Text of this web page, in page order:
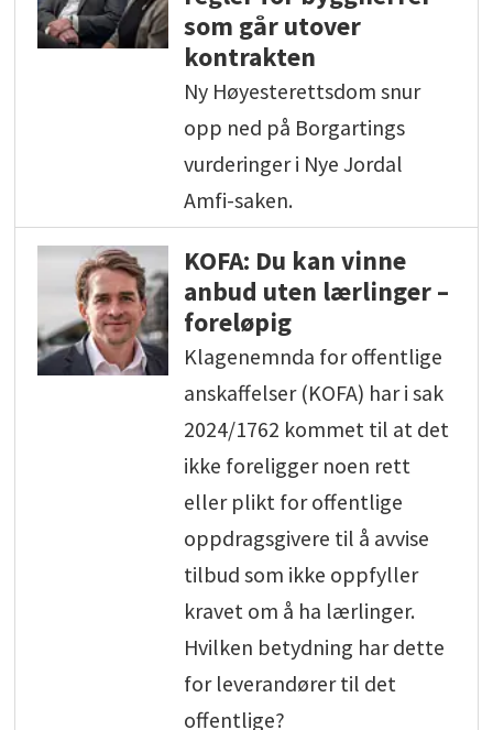
som går utover
kontrakten
Ny Høyesterettsdom snur
opp ned på Borgartings
vurderinger i Nye Jordal
Amfi-saken.
KOFA: Du kan vinne
anbud uten lærlinger –
foreløpig
Klagenemnda for offentlige
anskaffelser (KOFA) har i sak
2024/1762 kommet til at det
ikke foreligger noen rett
eller plikt for offentlige
oppdragsgivere til å avvise
tilbud som ikke oppfyller
kravet om å ha lærlinger.
Hvilken betydning har dette
for leverandører til det
offentlige?